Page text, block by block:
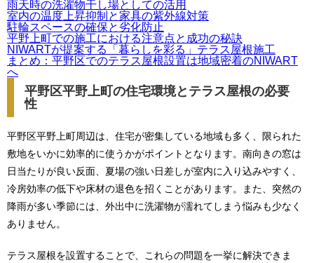
雨天時の洗濯物干し場としての活用
室内の温度上昇抑制と家具の紫外線対策
駐輪スペースの確保と劣化防止
平野上町での施工における注意点と成功の秘訣
NIWARTが提案する「暮らしを彩る」テラス屋根施工
まとめ：平野区でのテラス屋根設置は地域密着のNIWART
へ
平野区平野上町の住宅環境とテラス屋根の必要
性
平野区平野上町周辺は、住宅が密集している地域も多く、限られた
敷地をいかに効率的に使うかがポイントとなります。南向きの窓は
日当たりが良い反面、夏場の強い日差しが室内に入り込みやすく、
冷房効率の低下や床材の退色を招くことがあります。また、突然の
降雨が多い季節には、外出中に洗濯物が濡れてしまう悩みも少なく
ありません。
テラス屋根を設置することで、これらの問題を一挙に解決できま